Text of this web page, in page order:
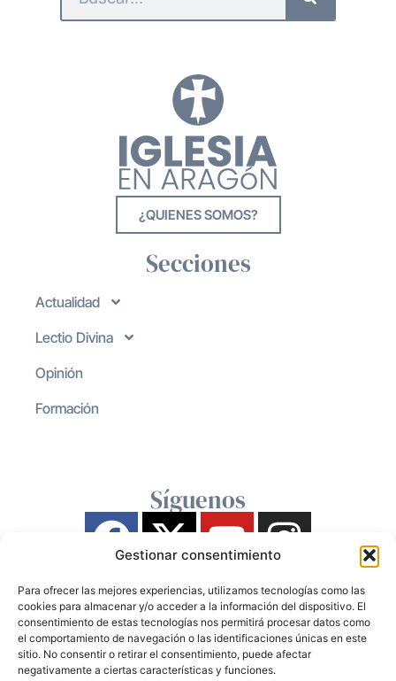
Gestionar consentimiento
Para ofrecer las mejores experiencias, utilizamos tecnologías como las
cookies para almacenar y/o acceder a la información del dispositivo. El
consentimiento de estas tecnologías nos permitirá procesar datos como
el comportamiento de navegación o las identificaciones únicas en este
sitio. No consentir o retirar el consentimiento, puede afectar
negativamente a ciertas características y funciones.
¿QUIENES SOMOS?
Secciones
Actualidad
Lectio Divina
Opinión
Formación
Síguenos